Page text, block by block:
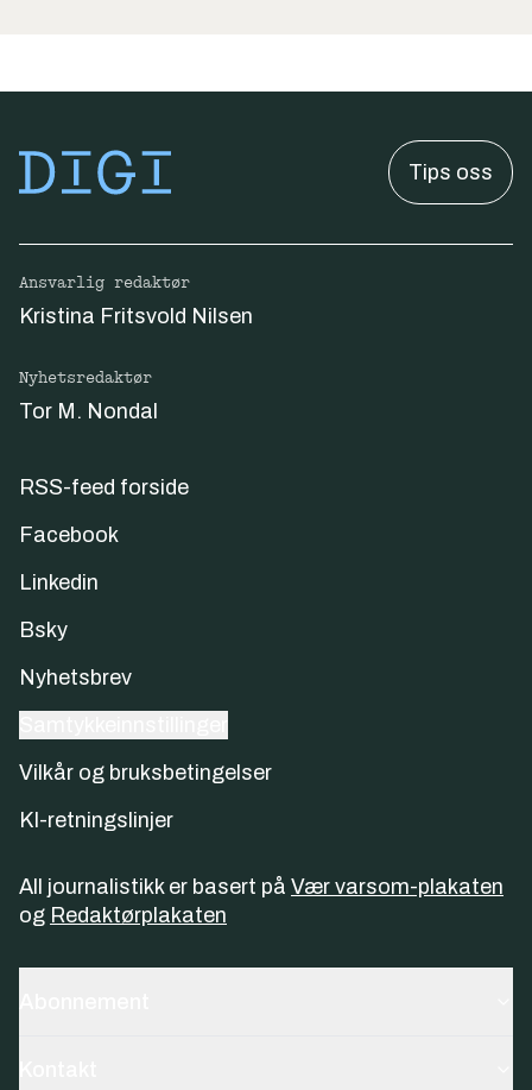
Tips oss
Ansvarlig redaktør
Kristina Fritsvold Nilsen
Nyhetsredaktør
Tor M. Nondal
RSS-feed forside
Facebook
Linkedin
Bsky
Nyhetsbrev
Vilkår og bruksbetingelser
KI-retningslinjer
All journalistikk er basert på Vær varsom-plakaten
og Redaktørplakaten